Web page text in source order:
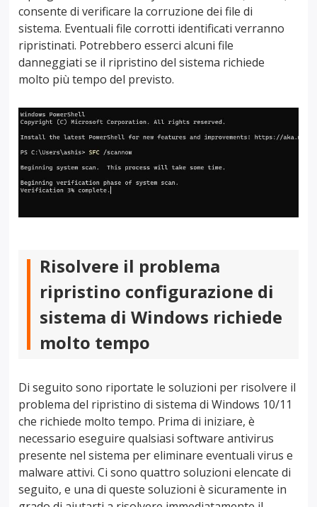
consente di verificare la corruzione dei file di
sistema. Eventuali file corrotti identificati verranno
ripristinati. Potrebbero esserci alcuni file
danneggiati se il ripristino del sistema richiede
molto più tempo del previsto.
Risolvere il problema
ripristino configurazione di
sistema di Windows richiede
molto tempo
Di seguito sono riportate le soluzioni per risolvere il
problema del ripristino di sistema di Windows 10/11
che richiede molto tempo. Prima di iniziare, è
necessario eseguire qualsiasi software antivirus
presente nel sistema per eliminare eventuali virus e
malware attivi. Ci sono quattro soluzioni elencate di
seguito, e una di queste soluzioni è sicuramente in